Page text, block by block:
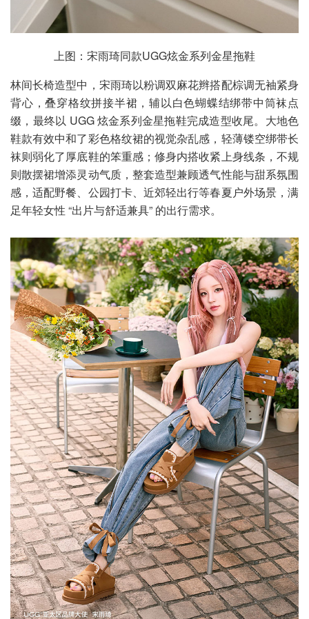
上图：宋雨琦同款UGG炫金系列金星拖鞋
林间长椅造型中，宋雨琦以粉调双麻花辫搭配棕调无袖紧身
背心，叠穿格纹拼接半裙，辅以白色蝴蝶结绑带中筒袜点
缀，最终以 UGG 炫金系列金星拖鞋完成造型收尾。大地色
鞋款有效中和了彩色格纹裙的视觉杂乱感，轻薄镂空绑带长
袜则弱化了厚底鞋的笨重感；修身内搭收紧上身线条，不规
则散摆裙增添灵动气质，整套造型兼顾透气性能与甜系氛围
感，适配野餐、公园打卡、近郊轻出行等春夏户外场景，满
足年轻女性 “出片与舒适兼具” 的出行需求。